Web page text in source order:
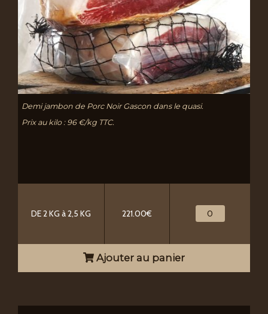
Demi jambon de Porc Noir Gascon dans le quasi.
Prix au kilo : 96 €/kg TTC.
DE 2 KG à 2,5 KG 221.00€
Ajouter au panier